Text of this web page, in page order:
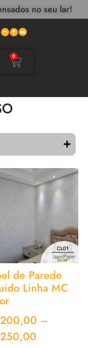
no seu lar!
0
de Parede
Linha MC
200,00 –
250,00